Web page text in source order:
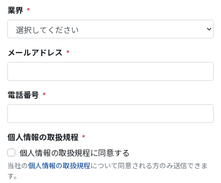
業界
メールアドレス
電話番号
個人情報の取扱規程
個人情報の取扱規程に同意する
当社の個人情報の取扱規程について同意される方のみ送信できま
す。